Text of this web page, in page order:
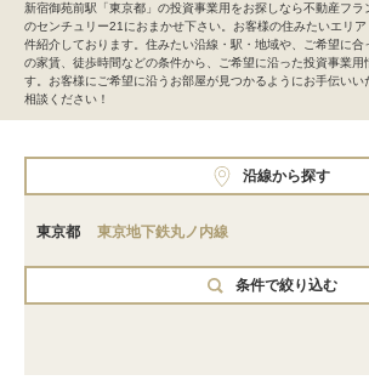
新宿御苑前駅「東京都」の投資事業用をお探しなら不動産フラ
のセンチュリー21におまかせ下さい。お客様の住みたいエリ
件紹介しております。住みたい沿線・駅・地域や、ご希望に合
の家賃、徒歩時間などの条件から、ご希望に沿った投資事業用
す。お客様にご希望に沿うお部屋が見つかるようにお手伝い
相談ください！
沿線から探す
東京都 東京地下鉄丸ノ内線
条件で絞り込む